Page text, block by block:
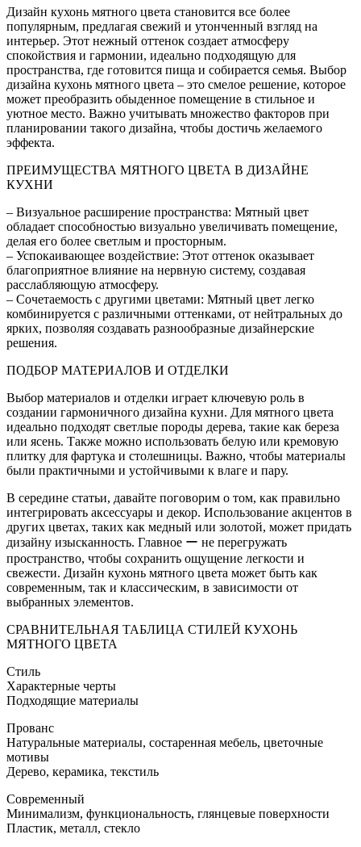
Дизайн кухонь мятного цвета становится все более
популярным, предлагая свежий и утонченный взгляд на
интерьер. Этот нежный оттенок создает атмосферу
спокойствия и гармонии, идеально подходящую для
пространства, где готовится пища и собирается семья. Выбор
дизайна кухонь мятного цвета – это смелое решение, которое
может преобразить обыденное помещение в стильное и
уютное место. Важно учитывать множество факторов при
планировании такого дизайна, чтобы достичь желаемого
эффекта.
ПРЕИМУЩЕСТВА МЯТНОГО ЦВЕТА В ДИЗАЙНЕ
КУХНИ
– Визуальное расширение пространства: Мятный цвет
обладает способностью визуально увеличивать помещение,
делая его более светлым и просторным.
– Успокаивающее воздействие: Этот оттенок оказывает
благоприятное влияние на нервную систему, создавая
расслабляющую атмосферу.
– Сочетаемость с другими цветами: Мятный цвет легко
комбинируется с различными оттенками, от нейтральных до
ярких, позволяя создавать разнообразные дизайнерские
решения.
ПОДБОР МАТЕРИАЛОВ И ОТДЕЛКИ
Выбор материалов и отделки играет ключевую роль в
создании гармоничного дизайна кухни. Для мятного цвета
идеально подходят светлые породы дерева, такие как береза
или ясень. Также можно использовать белую или кремовую
плитку для фартука и столешницы. Важно, чтобы материалы
были практичными и устойчивыми к влаге и пару.
В середине статьи, давайте поговорим о том, как правильно
интегрировать аксессуары и декор. Использование акцентов в
других цветах, таких как медный или золотой, может придать
дизайну изысканность. Главное ー не перегружать
пространство, чтобы сохранить ощущение легкости и
свежести. Дизайн кухонь мятного цвета может быть как
современным, так и классическим, в зависимости от
выбранных элементов.
СРАВНИТЕЛЬНАЯ ТАБЛИЦА СТИЛЕЙ КУХОНЬ
МЯТНОГО ЦВЕТА
Стиль
Характерные черты
Подходящие материалы
Прованс
Натуральные материалы, состаренная мебель, цветочные
мотивы
Дерево, керамика, текстиль
Современный
Минимализм, функциональность, глянцевые поверхности
Пластик, металл, стекло